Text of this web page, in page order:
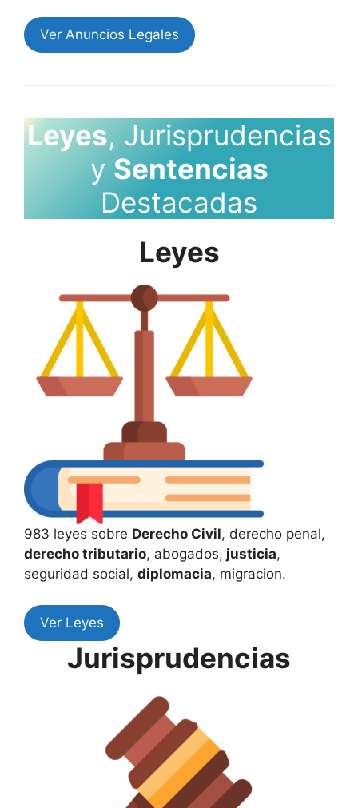
Ver Anuncios Legales
Leyes, Jurisprudencias
y Sentencias
Destacadas
Leyes
983 leyes sobre Derecho Civil, derecho penal,
derecho tributario, abogados, justicia,
seguridad social, diplomacia, migracion.
Ver Leyes
Jurisprudencias